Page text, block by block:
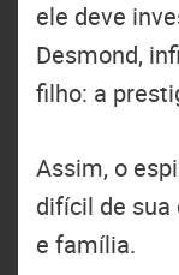
ele deve
Desmond,
filho: a
Assim, o
difícil de sua
e família.